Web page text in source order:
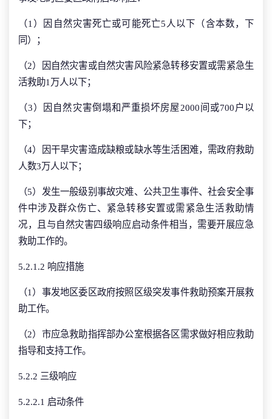
（1）因自然灾害死亡或可能死亡5人以下（含本数，下
同）；
（2）因自然灾害或自然灾害风险紧急转移安置或需紧急生
活救助1万人以下；
（3）因自然灾害倒塌和严重损坏房屋2000间或700户以
下；
（4）因干旱灾害造成缺粮或缺水等生活困难，需政府救助
人数3万人以下；
（5）发生一般级别事故灾难、公共卫生事件、社会安全事
件中涉及群众伤亡、紧急转移安置或需紧急生活救助情
况，且与自然灾害四级响应启动条件相当，需要开展应急
救助工作的。
5.2.1.2 响应措施
（1）事发地区委区政府按照区级突发事件救助预案开展救
助工作。
（2）市应急救助指挥部办公室根据各区需求做好相应救助
指导和支持工作。
5.2.2 三级响应
5.2.2.1 启动条件